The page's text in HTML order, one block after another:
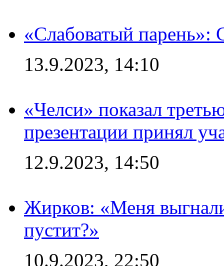
«Слабоватый парень»:
13.9.2023, 14:10
«Челси» показал
презентации принял
12.9.2023, 14:50
Жирков: «Меня
пустит?»
10.9.2023, 22:50